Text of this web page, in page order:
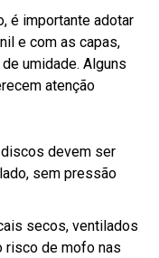
é importante adotar
e com as capas,
umidade. Alguns
atenção
devem ser
sem pressão
secos, ventilados
risco de mofo nas